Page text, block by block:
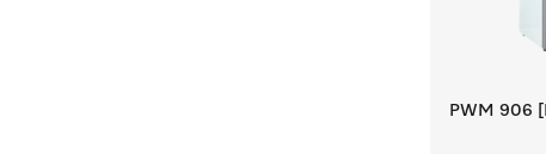
PWM 906